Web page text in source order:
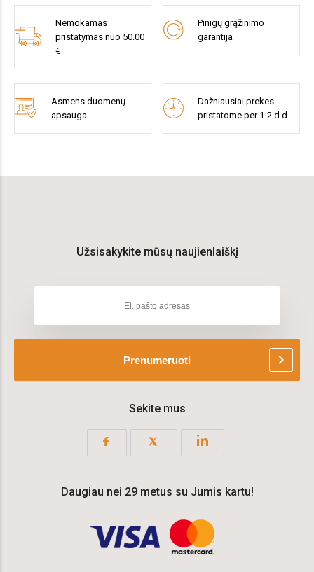
Nemokamas
pristatymas nuo 50.00
€
Pinigų grąžinimo
garantija
Asmens duomenų
apsauga
Dažniausiai prekes
pristatome per 1-2 d.d.
Užsisakykite mūsų naujienlaiškį
Prenumeruoti chevron_right
Sekite mus
Daugiau nei 29 metus su Jumis kartu!